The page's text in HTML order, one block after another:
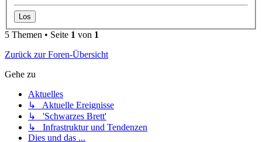
5 Themen • Seite 1 von 1
Zurück zur Foren-Übersicht
Gehe zu
Aktuelles
↳ Aktuelle Ereignisse
↳ 'Schwarzes Brett'
↳ Infrastruktur und Tendenzen
Dies und das ...